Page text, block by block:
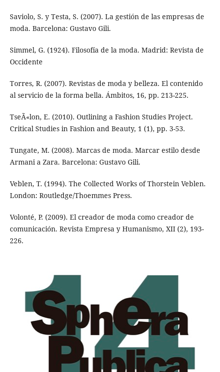
Saviolo, S. y Testa, S. (2007). La gestión de las empresas de
moda. Barcelona: Gustavo Gili.
Simmel, G. (1924). Filosofía de la moda. Madrid: Revista de
Occidente
Torres, R. (2007). Revistas de moda y belleza. El contenido
al servicio de la forma bella. Ámbitos, 16, pp. 213-225.
TseÃ«lon, E. (2010). Outlining a Fashion Studies Project.
Critical Studies in Fashion and Beauty, 1 (1), pp. 3-53.
Tungate, M. (2008). Marcas de moda. Marcar estilo desde
Armani a Zara. Barcelona: Gustavo Gili.
Veblen, T. (1994). The Collected Works of Thorstein Veblen.
London: Routledge/Thoemmes Press.
Volonté, P. (2009). El creador de moda como creador de
comunicación. Revista Empresa y Humanismo, XII (2), 193-
226.